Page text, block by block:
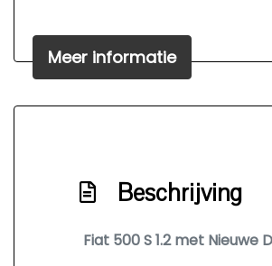
Meer informatie
Beschrijving
Fiat 500 S 1.2 met